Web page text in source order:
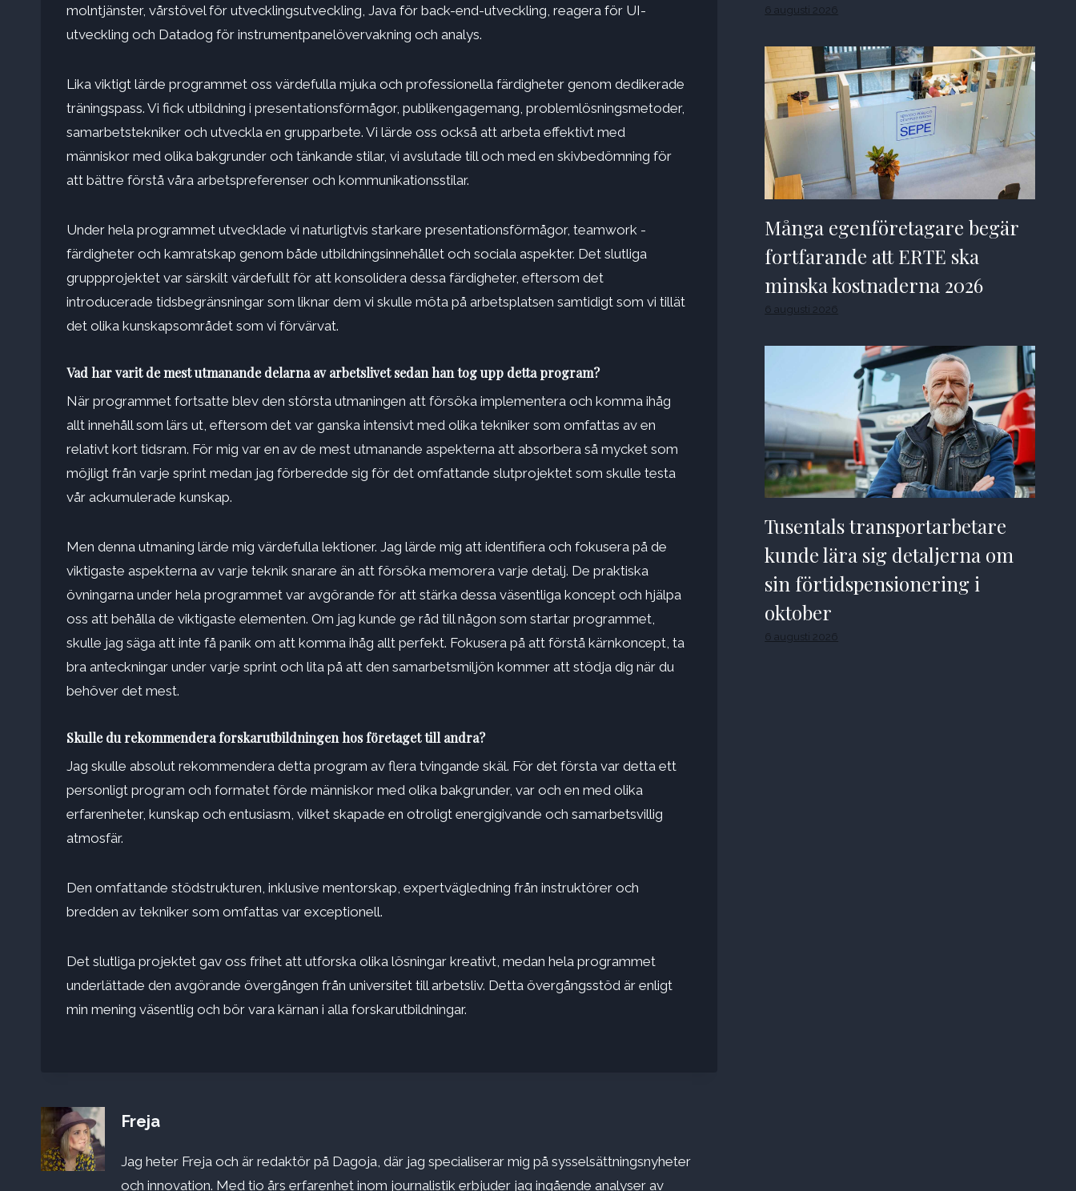
molntjänster, vårstövel för utvecklingsutveckling, Java för back-end-utveckling, reagera för UI-
utveckling och Datadog för instrumentpanelövervakning och analys.
Lika viktigt lärde programmet oss värdefulla mjuka och professionella färdigheter genom dedikerade
träningspass. Vi fick utbildning i presentationsförmågor, publikengagemang, problemlösningsmetoder,
samarbetstekniker och utveckla en grupparbete. Vi lärde oss också att arbeta effektivt med
människor med olika bakgrunder och tänkande stilar, vi avslutade till och med en skivbedömning för
att bättre förstå våra arbetspreferenser och kommunikationsstilar.
Under hela programmet utvecklade vi naturligtvis starkare presentationsförmågor, teamwork -
färdigheter och kamratskap genom både utbildningsinnehållet och sociala aspekter. Det slutliga
gruppprojektet var särskilt värdefullt för att konsolidera dessa färdigheter, eftersom det
introducerade tidsbegränsningar som liknar dem vi skulle möta på arbetsplatsen samtidigt som vi tillät
det olika kunskapsområdet som vi förvärvat.
Vad har varit de mest utmanande delarna av arbetslivet sedan han tog upp detta program?
När programmet fortsatte blev den största utmaningen att försöka implementera och komma ihåg
allt innehåll som lärs ut, eftersom det var ganska intensivt med olika tekniker som omfattas av en
relativt kort tidsram. För mig var en av de mest utmanande aspekterna att absorbera så mycket som
möjligt från varje sprint medan jag förberedde sig för det omfattande slutprojektet som skulle testa
vår ackumulerade kunskap.
Men denna utmaning lärde mig värdefulla lektioner. Jag lärde mig att identifiera och fokusera på de
viktigaste aspekterna av varje teknik snarare än att försöka memorera varje detalj. De praktiska
övningarna under hela programmet var avgörande för att stärka dessa väsentliga koncept och hjälpa
oss att behålla de viktigaste elementen. Om jag kunde ge råd till någon som startar programmet,
skulle jag säga att inte få panik om att komma ihåg allt perfekt. Fokusera på att förstå kärnkoncept, ta
bra anteckningar under varje sprint och lita på att den samarbetsmiljön kommer att stödja dig när du
behöver det mest.
Skulle du rekommendera forskarutbildningen hos företaget till andra?
Jag skulle absolut rekommendera detta program av flera tvingande skäl. För det första var detta ett
personligt program och formatet förde människor med olika bakgrunder, var och en med olika
erfarenheter, kunskap och entusiasm, vilket skapade en otroligt energigivande och samarbetsvillig
atmosfär.
Den omfattande stödstrukturen, inklusive mentorskap, expertvägledning från instruktörer och
bredden av tekniker som omfattas var exceptionell.
Det slutliga projektet gav oss frihet att utforska olika lösningar kreativt, medan hela programmet
underlättade den avgörande övergången från universitet till arbetsliv. Detta övergångsstöd är enligt
min mening väsentlig och bör vara kärnan i alla forskarutbildningar.
Freja
Jag heter Freja och är redaktör på Dagoja, där jag specialiserar mig på sysselsättningsnyheter
och innovation. Med tio års erfarenhet inom journalistik erbjuder jag ingående analyser av
6 augusti 2026
Många egenföretagare begär
fortfarande att ERTE ska
minska kostnaderna 2026
6 augusti 2026
Tusentals transportarbetare
kunde lära sig detaljerna om
sin förtidspensionering i
oktober
6 augusti 2026